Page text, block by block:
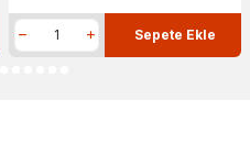
Sepete Ekle